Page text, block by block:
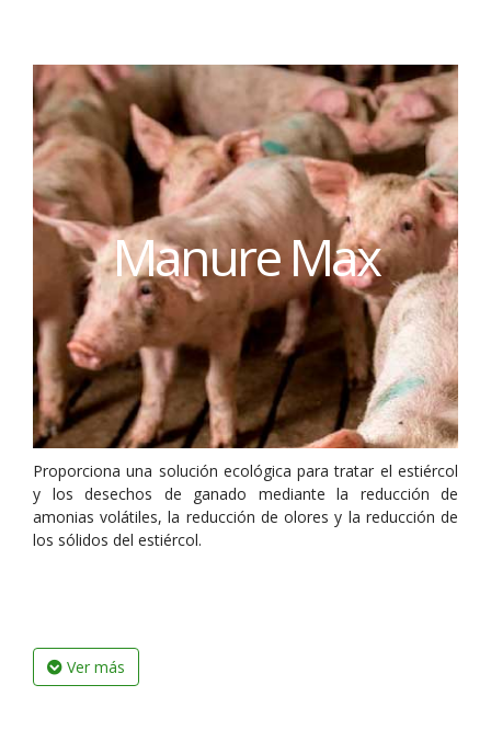
Manure Max
Proporciona una solución ecológica para tratar el estiércol
y los desechos de ganado mediante la reducción de
amonias volátiles, la reducción de olores y la reducción de
los sólidos del estiércol.
Ver más